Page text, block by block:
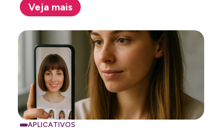
Veja mais
APLICATIVOS